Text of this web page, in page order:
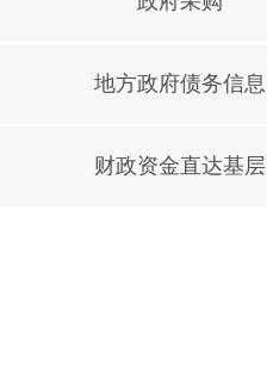
地方政府债务信息
财政资金直达基层